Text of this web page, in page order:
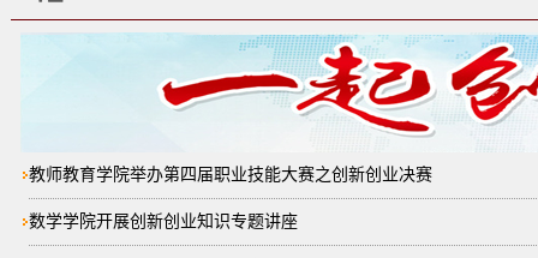
教师教育学院举办第四届职业技能大赛之创新创业决赛
数学学院开展创新创业知识专题讲座